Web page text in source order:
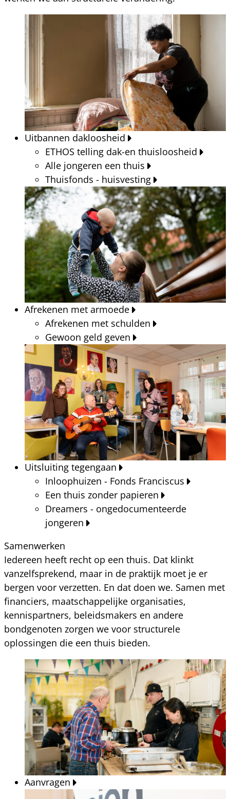
Uitbannen dakloosheid
ETHOS telling dak-en thuisloosheid
Alle jongeren een thuis
Thuisfonds - huisvesting
Afrekenen met armoede
Afrekenen met schulden
Gewoon geld geven
Uitsluiting tegengaan
Inloophuizen - Fonds Franciscus
Een thuis zonder papieren
Dreamers - ongedocumenteerde
jongeren
Samenwerken
Iedereen heeft recht op een thuis. Dat klinkt
vanzelfsprekend, maar in de praktijk moet je er
bergen voor verzetten. En dat doen we. Samen met
financiers, maatschappelijke organisaties,
kennispartners, beleidsmakers en andere
bondgenoten zorgen we voor structurele
oplossingen die een thuis bieden.
Aanvragen